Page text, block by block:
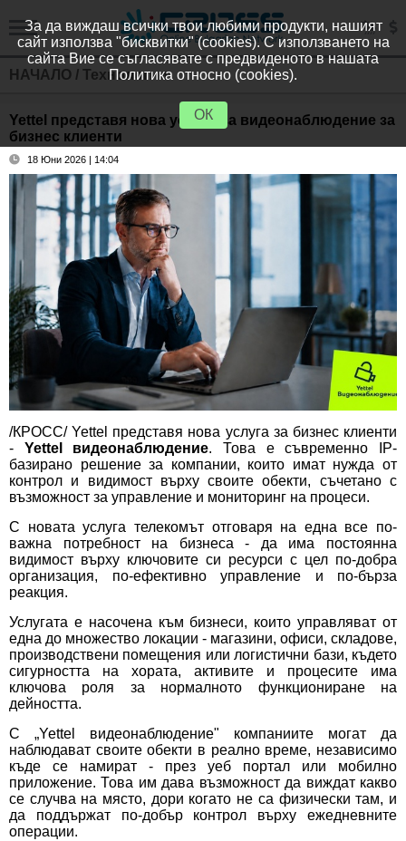
НАЧАЛО / Технологии
Yettel представя нова услуга за видеонаблюдение за
бизнес клиенти
18 Юни 2026 | 14:04
/КРОСС/ Yettel представя нова услуга за бизнес клиенти
- Yettel видеонаблюдение. Това е съвременно IP-
базирано решение за компании, които имат нужда от
контрол и видимост върху своите обекти, съчетано с
възможност за управление и мониторинг на процеси.
С новата услуга телекомът отговаря на една все по-
важна потребност на бизнеса - да има постоянна
видимост върху ключовите си ресурси с цел по-добра
организация, по-ефективно управление и по-бърза
реакция.
Услугата е насочена към бизнеси, които управляват от
една до множество локации - магазини, офиси, складове,
производствени помещения или логистични бази, където
сигурността на хората, активите и процесите има
ключова роля за нормалното функциониране на
дейността.
С „Yettel видеонаблюдение" компаниите могат да
наблюдават своите обекти в реално време, независимо
къде се намират - през уеб портал или мобилно
приложение. Това им дава възможност да виждат какво
се случва на място, дори когато не са физически там, и
да поддържат по-добър контрол върху ежедневните
операции.
За да виждаш всички твои любими продукти, нашият
сайт използва "бисквитки" (cookies). С използването на
сайта Вие се съгласявате с предвиденото в нашата
Политика относно (cookies).
ОК